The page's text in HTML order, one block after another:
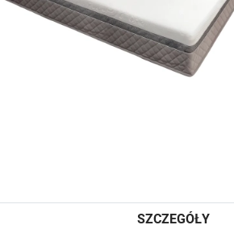
SZCZEGÓŁY